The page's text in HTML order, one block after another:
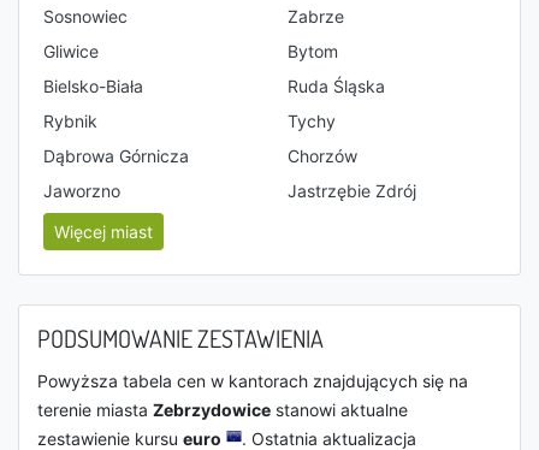
Sosnowiec
Zabrze
Gliwice
Bytom
Bielsko-Biała
Ruda Śląska
Rybnik
Tychy
Dąbrowa Górnicza
Chorzów
Jaworzno
Jastrzębie Zdrój
Więcej miast
PODSUMOWANIE ZESTAWIENIA
Powyższa tabela cen w kantorach znajdujących się na
terenie miasta Zebrzydowice stanowi aktualne
zestawienie kursu euro
. Ostatnia aktualizacja